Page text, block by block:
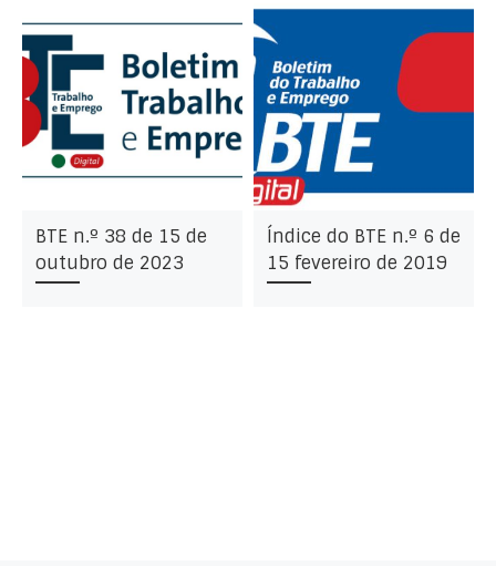
BTE n.º 38 de 15 de
outubro de 2023
Índice do BTE n.º 6 de
15 fevereiro de 2019